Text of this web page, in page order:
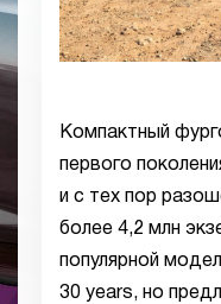
Компактный
первого
и с тех пор
более 4,2 млн
популярной
30 years, но